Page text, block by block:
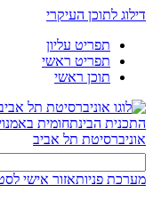
דילוג לתוכן העיקרי
תפריט עליון
תפריט ראשי
תוכן ראשי
התכנית הבינתחומית
אוניברסיטת תל אביב
מערכת פניותאזור אישי